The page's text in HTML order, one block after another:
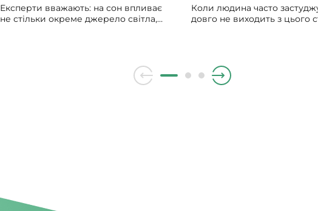
Експерти вважають: на сон впливає
не стільки окреме джерело світла,
світла вдень, тим менше його вплив
Коли людина часто
довго не виходить з цього
гілочками верби.